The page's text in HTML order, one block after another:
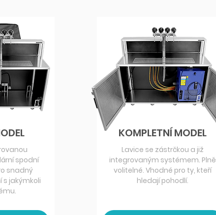
spodní
snadný
s jakýmkoli
KOMPLETNÍ MODEL
Lavice se zástrčkou a již
integrovaným systémem. Plně
volitelné. Vhodné pro ty, kteří
hledají pohodlí.